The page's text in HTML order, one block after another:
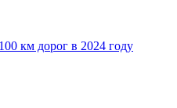
км дорог в 2024 году